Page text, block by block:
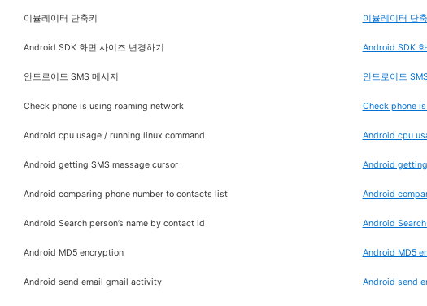
이뮬레이터 단축키 이뮬레이터 단
Android SDK 화면 사이즈 변경하기 Android SDK
안드로이드 SMS 메시지 안드로이드
Check phone is using roaming network Check phone
Android cpu usage / running linux command Android cpu
Android getting SMS message cursor Android
Android comparing phone number to contacts list Android
Android Search person’s name by contact id Android
Android MD5 encryption Android MD5
Android send email gmail activity Android send